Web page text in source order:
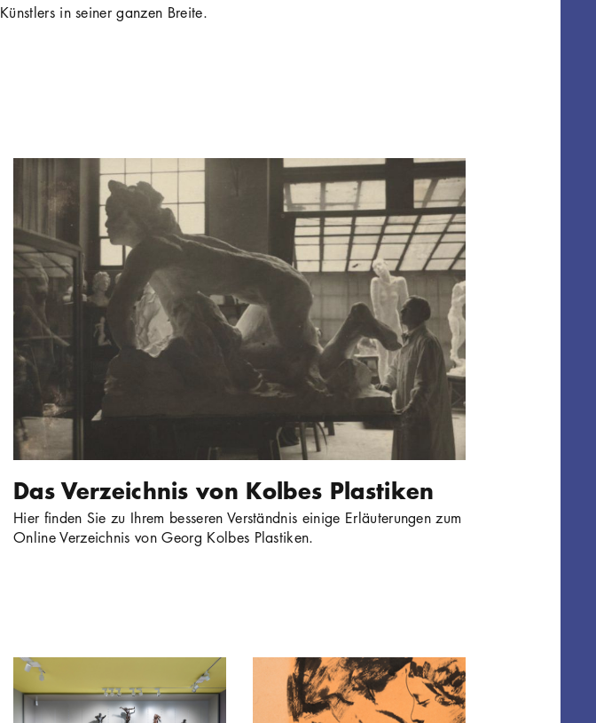
Künstlers in seiner ganzen Breite.
Das Verzeichnis von Kolbes Plastiken
Hier finden Sie zu Ihrem besseren Verständnis einige Erläuterungen zum
Online Verzeichnis von Georg Kolbes Plastiken.